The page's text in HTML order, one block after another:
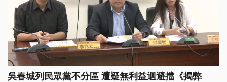
吳春城列民眾黨不分區 遭疑無利益迴避擋《揭弊